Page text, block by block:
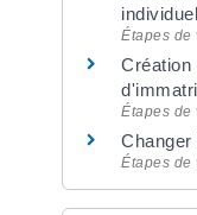
Étapes de
Création
Étapes de
Étapes de